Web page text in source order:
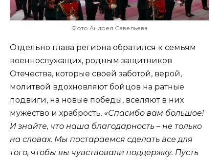
Фото Андрея Савельева
Отдельно глава региона обратился к семьям
военнослужащих, родным защитников
Отечества, которые своей заботой, верой,
молитвой вдохновляют бойцов на ратные
подвиги, на новые победы, вселяют в них
мужество и храбрость. «Спасибо вам большое!
И знайте, что наша благодарность – не только
на словах. Мы постараемся сделать все для
того, чтобы вы чувствовали поддержку. Пусть